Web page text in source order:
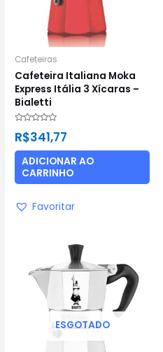
Cafeteiras
Cafeteira Italiana Moka
Express Itália 3 Xícaras –
Bialetti
0
5
R$341,77
ADICIONAR AO
CARRINHO
Favoritar
ESGOTADO